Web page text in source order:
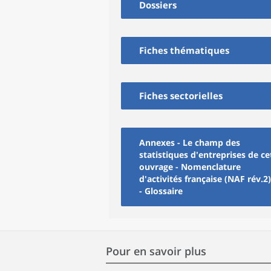
Dossiers
Fiches thématiques
Fiches sectorielles
Annexes - Le champ des
statistiques d'entreprises de
ouvrage - Nomenclature
d'activités française (NAF rév.2)
- Glossaire
Pour en savoir plus